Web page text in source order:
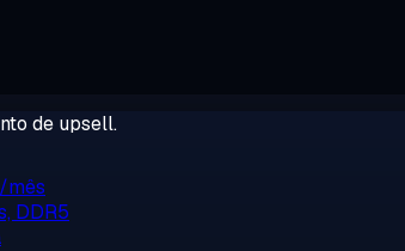
de upsell.
mês
DDR5